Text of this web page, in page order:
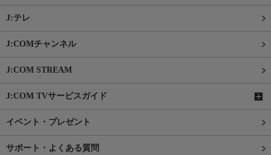
J:テレ
J:COMチャンネル
J:COM STREAM
J:COM TVサービスガイド
イベント・プレゼント
サポート・よくある質問